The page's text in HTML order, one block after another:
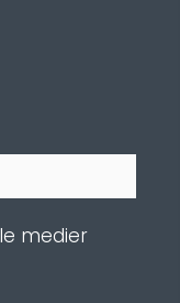
medier